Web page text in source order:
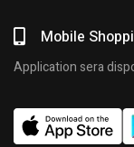
Mobile
Application sera